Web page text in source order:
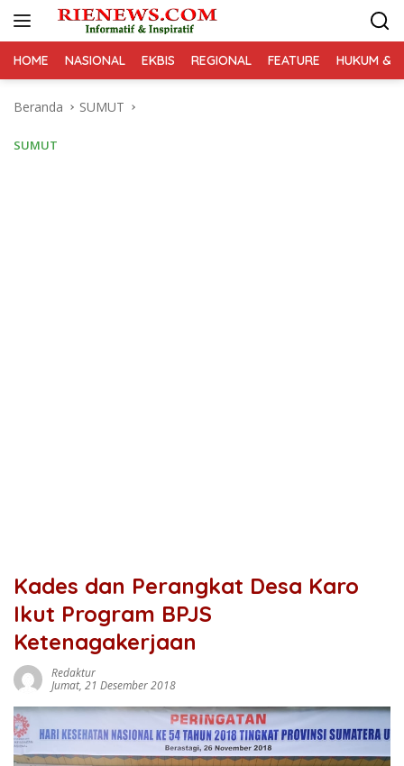
HOME NASIONAL EKBIS REGIONAL FEATURE HUKUM &
Beranda SUMUT
SUMUT
Kades dan Perangkat Desa Karo
Ikut Program BPJS
Ketenagakerjaan
Redaktur
Jumat, 21 Desember 2018